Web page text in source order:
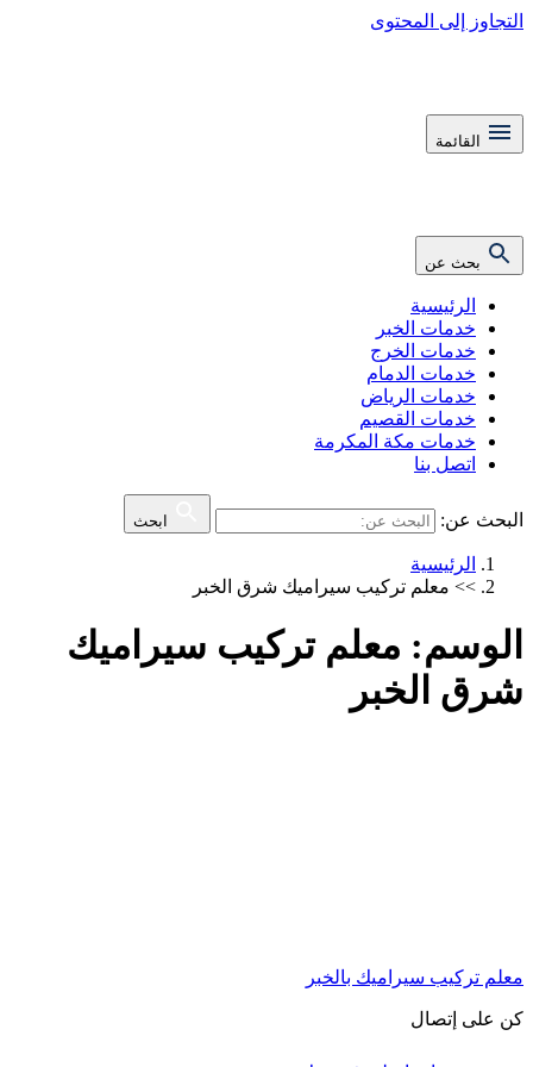
التجاوز إلى المحتوى
القائمة
بحث عن
الرئيسية
خدمات الخبر
خدمات الخرج
خدمات الدمام
خدمات الرياض
خدمات القصيم
خدمات مكة المكرمة
اتصل بنا
البحث عن: ابحث
الرئيسية
>> معلم تركيب سيراميك شرق الخبر
الوسم: معلم تركيب سيراميك
شرق الخبر
معلم تركيب سيراميك بالخبر
كن على إتصال